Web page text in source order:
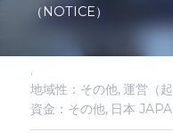
（NOTICE）
·
地域性：その他, 運営（
資金：その他, 日本